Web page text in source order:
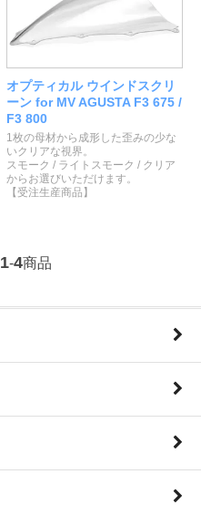
オプティカル ウインドスクリ
ーン for MV AGUSTA F3 675 /
F3 800
1枚の母材から成形した歪みの少な
いクリアな視界。
スモーク / ライトスモーク / クリア
からお選びいただけます。
【受注生産商品】
1-4商品